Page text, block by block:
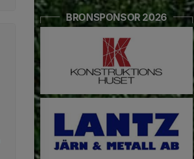
BRONSPONSOR 2026